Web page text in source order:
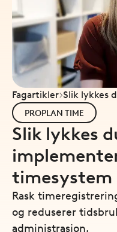
Fagartikler Slik lykkes
timesystem
PROPLAN TIME
Slik lykkes
timesystem
Rask
og reduserer
administrasjon.